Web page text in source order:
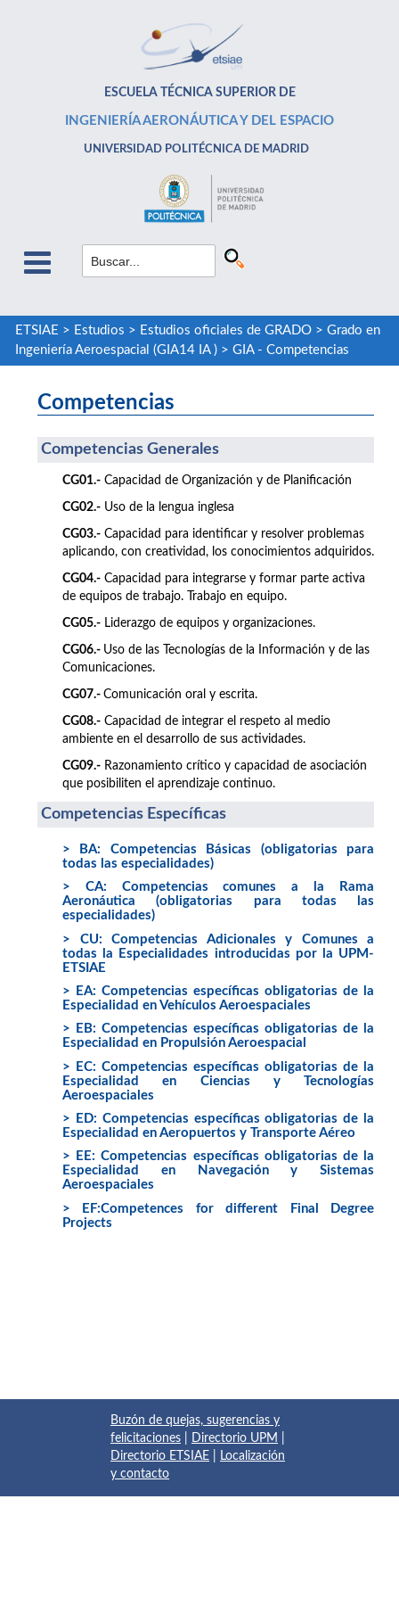
ESCUELA TÉCNICA SUPERIOR DE
INGENIERÍA AERONÁUTICA Y DEL ESPACIO
UNIVERSIDAD POLITÉCNICA DE MADRID
ETSIAE > Estudios > Estudios oficiales de GRADO> Grado en
Ingeniería Aeroespacial (GIA14 IA )> GIA - Competencias
Competencias
Competencias Generales
CG01.- Capacidad de Organización y de Planificación
CG02.- Uso de la lengua inglesa
CG03.- Capacidad para identificar y resolver problemas
aplicando, con creatividad, los conocimientos adquiridos.
CG04.- Capacidad para integrarse y formar parte activa
de equipos de trabajo. Trabajo en equipo.
CG05.- Liderazgo de equipos y organizaciones.
CG06.- Uso de las Tecnologías de la Información y de las
Comunicaciones.
CG07.- Comunicación oral y escrita.
CG08.- Capacidad de integrar el respeto al medio
ambiente en el desarrollo de sus actividades.
CG09.- Razonamiento crítico y capacidad de asociación
que posibiliten el aprendizaje continuo.
Competencias Específicas
> BA: Competencias Básicas (obligatorias para
todas las especialidades)
> CA: Competencias comunes a la Rama
Aeronáutica (obligatorias para todas las
especialidades)
> CU: Competencias Adicionales y Comunes a
todas la Especialidades introducidas por la UPM-
ETSIAE
> EA: Competencias específicas obligatorias de la
Especialidad en Vehículos Aeroespaciales
> EB: Competencias específicas obligatorias de la
Especialidad en Propulsión Aeroespacial
> EC: Competencias específicas obligatorias de la
Especialidad en Ciencias y Tecnologías
Aeroespaciales
> ED: Competencias específicas obligatorias de la
Especialidad en Aeropuertos y Transporte Aéreo
> EE: Competencias específicas obligatorias de la
Especialidad en Navegación y Sistemas
Aeroespaciales
> EF:Competences for different Final Degree
Projects
Buzón de quejas, sugerencias y
felicitaciones
Directorio UPM
Directorio ETSIAE
Localización
y contacto